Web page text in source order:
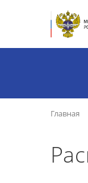
Главная